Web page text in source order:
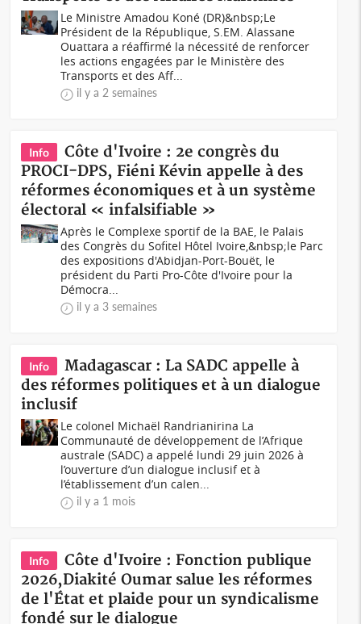
Le Ministre Amadou Koné (DR)&nbsp;Le
Président de la République, S.EM. Alassane
Ouattara a réaffirmé la nécessité de renforcer
les actions engagées par le Ministère des
Transports et des Aff...
il y a 2 semaines
Info
Côte d'Ivoire : 2e congrès du
PROCI-DPS, Fiéni Kévin appelle à des
réformes économiques et à un système
électoral « infalsifiable »
Après le Complexe sportif de la BAE, le Palais
des Congrès du Sofitel Hôtel Ivoire,&nbsp;le Parc
des expositions d'Abidjan-Port-Bouët, le
président du Parti Pro-Côte d'Ivoire pour la
Démocra...
il y a 3 semaines
Info
Madagascar : La SADC appelle à
des réformes politiques et à un dialogue
inclusif
Le colonel Michaël Randrianirina La
Communauté de développement de l’Afrique
australe (SADC) a appelé lundi 29 juin 2026 à
l’ouverture d’un dialogue inclusif et à
l’établissement d’un calen...
il y a 1 mois
Info
Côte d'Ivoire : Fonction publique
2026,Diakité Oumar salue les réformes
de l'État et plaide pour un syndicalisme
fondé sur le dialogue